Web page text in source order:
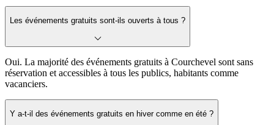
Les événements gratuits sont-ils ouverts à tous ?
Oui. La majorité des événements gratuits à Courchevel sont sans
réservation et accessibles à tous les publics, habitants comme
vacanciers.
Y a-t-il des événements gratuits en hiver comme en été ?